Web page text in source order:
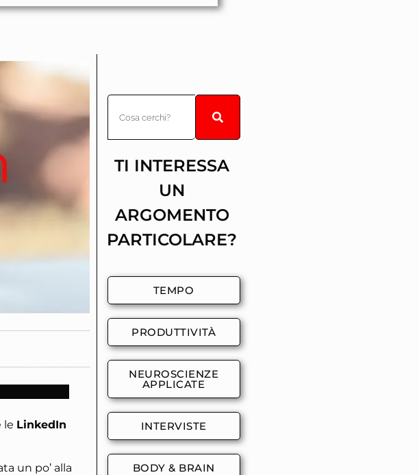
le LinkedIn
un po’ alla
TI INTERESSA
UN
ARGOMENTO
PARTICOLARE?
TEMPO
PRODUTTIVITÀ
NEUROSCIENZE
APPLICATE
INTERVISTE
BODY & BRAIN